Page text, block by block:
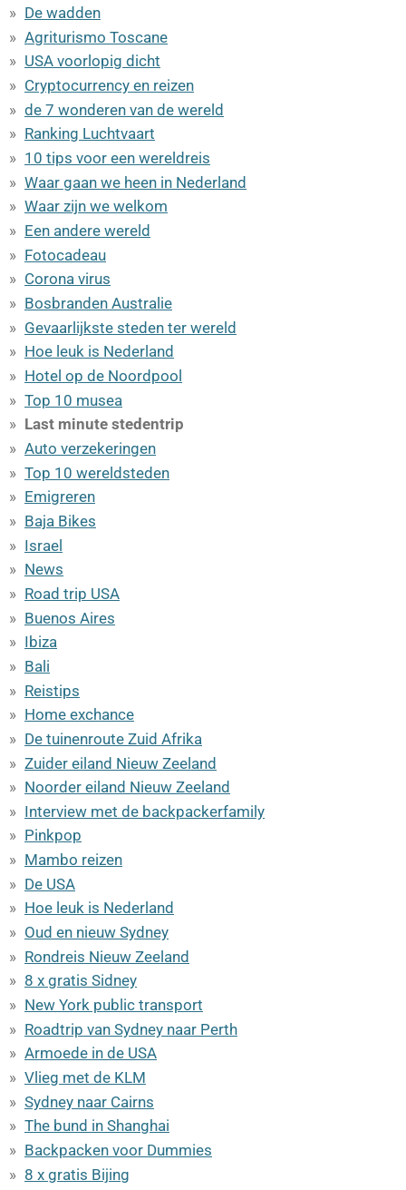
De wadden
Agriturismo Toscane
USA voorlopig dicht
Cryptocurrency en reizen
de 7 wonderen van de wereld
Ranking Luchtvaart
10 tips voor een wereldreis
Waar gaan we heen in Nederland
Waar zijn we welkom
Een andere wereld
Fotocadeau
Corona virus
Bosbranden Australie
Gevaarlijkste steden ter wereld
Hoe leuk is Nederland
Hotel op de Noordpool
Top 10 musea
Last minute stedentrip
Auto verzekeringen
Top 10 wereldsteden
Emigreren
Baja Bikes
Israel
News
Road trip USA
Buenos Aires
Ibiza
Bali
Reistips
Home exchance
De tuinenroute Zuid Afrika
Zuider eiland Nieuw Zeeland
Noorder eiland Nieuw Zeeland
Interview met de backpackerfamily
Pinkpop
Mambo reizen
De USA
Hoe leuk is Nederland
Oud en nieuw Sydney
Rondreis Nieuw Zeeland
8 x gratis Sidney
New York public transport
Roadtrip van Sydney naar Perth
Armoede in de USA
Vlieg met de KLM
Sydney naar Cairns
The bund in Shanghai
Backpacken voor Dummies
8 x gratis Bijing